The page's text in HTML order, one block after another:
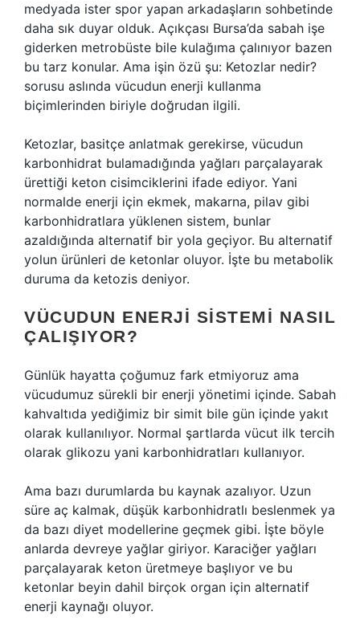
medyada ister spor yapan arkadaşların sohbetinde
daha sık duyar olduk. Açıkçası Bursa’da sabah işe
giderken metrobüste bile kulağıma çalınıyor bazen
bu tarz konular. Ama işin özü şu: Ketozlar nedir?
sorusu aslında vücudun enerji kullanma
biçimlerinden biriyle doğrudan ilgili.
Ketozlar, basitçe anlatmak gerekirse, vücudun
karbonhidrat bulamadığında yağları parçalayarak
ürettiği keton cisimciklerini ifade ediyor. Yani
normalde enerji için ekmek, makarna, pilav gibi
karbonhidratlara yüklenen sistem, bunlar
azaldığında alternatif bir yola geçiyor. Bu alternatif
yolun ürünleri de ketonlar oluyor. İşte bu metabolik
duruma da ketozis deniyor.
VÜCUDUN ENERJI SISTEMI NASIL
ÇALIŞIYOR?
Günlük hayatta çoğumuz fark etmiyoruz ama
vücudumuz sürekli bir enerji yönetimi içinde. Sabah
kahvaltıda yediğimiz bir simit bile gün içinde yakıt
olarak kullanılıyor. Normal şartlarda vücut ilk tercih
olarak glikozu yani karbonhidratları kullanıyor.
Ama bazı durumlarda bu kaynak azalıyor. Uzun
süre aç kalmak, düşük karbonhidratlı beslenmek ya
da bazı diyet modellerine geçmek gibi. İşte böyle
anlarda devreye yağlar giriyor. Karaciğer yağları
parçalayarak keton üretmeye başlıyor ve bu
ketonlar beyin dahil birçok organ için alternatif
enerji kaynağı oluyor.